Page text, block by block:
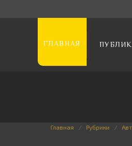
ГЛАВНАЯ
Главная Рубрики